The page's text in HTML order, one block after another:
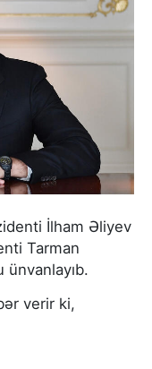
İlham Əliyev
Tarman
verir ki,